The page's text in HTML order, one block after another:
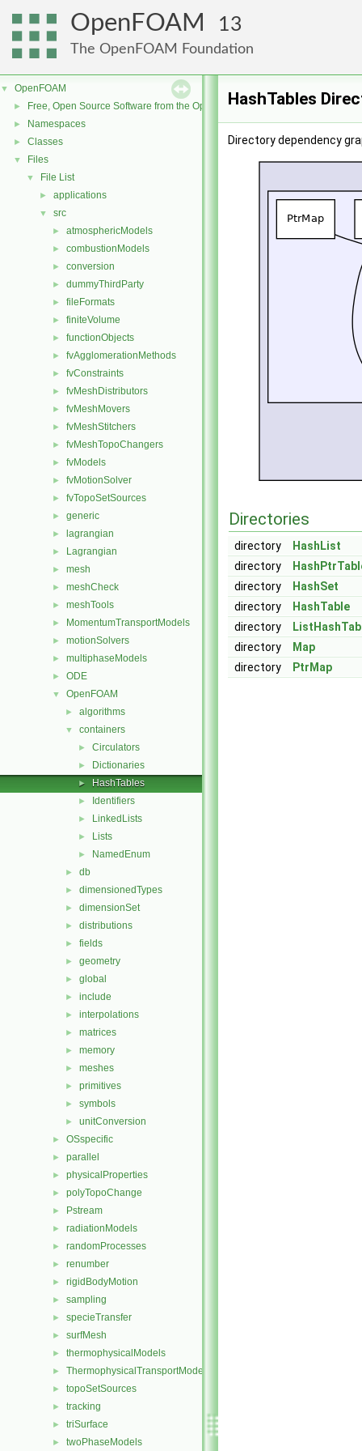
OpenFOAM 13
The OpenFOAM Foundation
▼ OpenFOAM
► Free, Open Source Software from the OpenFOAM Foundation
► Namespaces
► Classes
▼ Files
▼ File List
► applications
▼ src
► atmosphericModels
► combustionModels
► conversion
► dummyThirdParty
► fileFormats
► finiteVolume
► functionObjects
► fvAgglomerationMethods
► fvConstraints
► fvMeshDistributors
► fvMeshMovers
► fvMeshStitchers
► fvMeshTopoChangers
► fvModels
► fvMotionSolver
► fvTopoSetSources
► generic
► lagrangian
► Lagrangian
► mesh
► meshCheck
► meshTools
► MomentumTransportModels
► motionSolvers
► multiphaseModels
► ODE
▼ OpenFOAM
► algorithms
▼ containers
► Circulators
► Dictionaries
► HashTables
► Identifiers
► LinkedLists
► Lists
► NamedEnum
► db
► dimensionedTypes
► dimensionSet
► distributions
► fields
► geometry
► global
► include
► interpolations
► matrices
► memory
► meshes
► primitives
► symbols
► unitConversion
► OSspecific
► parallel
► physicalProperties
► polyTopoChange
► Pstream
► radiationModels
► randomProcesses
► renumber
► rigidBodyMotion
► sampling
► specieTransfer
► surfMesh
► thermophysicalModels
► ThermophysicalTransportModels
► topoSetSources
► tracking
► triSurface
► twoPhaseModels
HashTables
Directory dependency
Directories
directory
HashList
directory
directory
HashSet
directory
HashTable
directory
directory
Map
directory
PtrMap